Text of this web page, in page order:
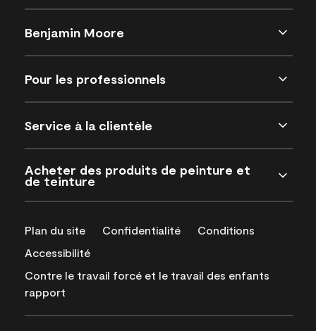
Benjamin Moore
Pour les professionnels
Service à la clientèle
Acheter des produits de peinture et
de teinture
Plan du site Confidentialité
Conditions
Accessibilité
Contre le travail forcé et le travail des enfants
rapport